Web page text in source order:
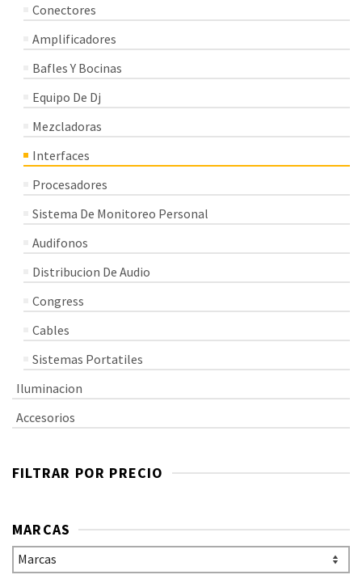
Conectores
Amplificadores
Bafles Y Bocinas
Equipo De Dj
Mezcladoras
Interfaces
Procesadores
Sistema De Monitoreo Personal
Audifonos
Distribucion De Audio
Congress
Cables
Sistemas Portatiles
Iluminacion
Accesorios
FILTRAR POR PRECIO
MARCAS